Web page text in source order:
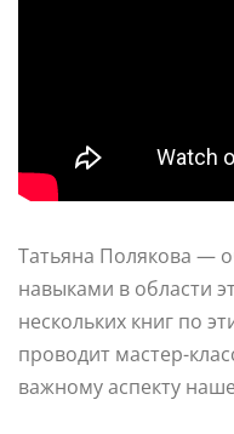
Татьяна Полякова —
навыками в области
нескольких книг по
проводит мастер-
важному аспекту